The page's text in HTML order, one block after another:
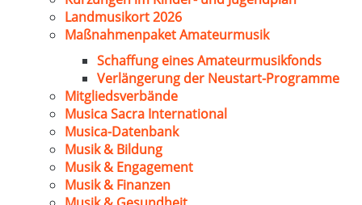
Landmusikort 2026
Maßnahmenpaket Amateurmusik
Schaffung eines Amateurmusikfonds
Verlängerung der Neustart-Programme
Mitgliedsverbände
Musica Sacra International
Musica-Datenbank
Musik & Bildung
Musik & Engagement
Musik & Finanzen